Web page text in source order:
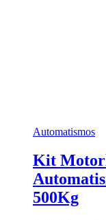
Automatismos
Kit
500Kg